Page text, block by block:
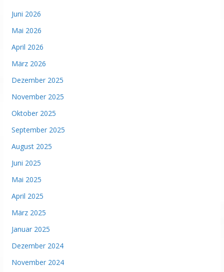
Juni 2026
Mai 2026
April 2026
März 2026
Dezember 2025
November 2025
Oktober 2025
September 2025
August 2025
Juni 2025
Mai 2025
April 2025
März 2025
Januar 2025
Dezember 2024
November 2024